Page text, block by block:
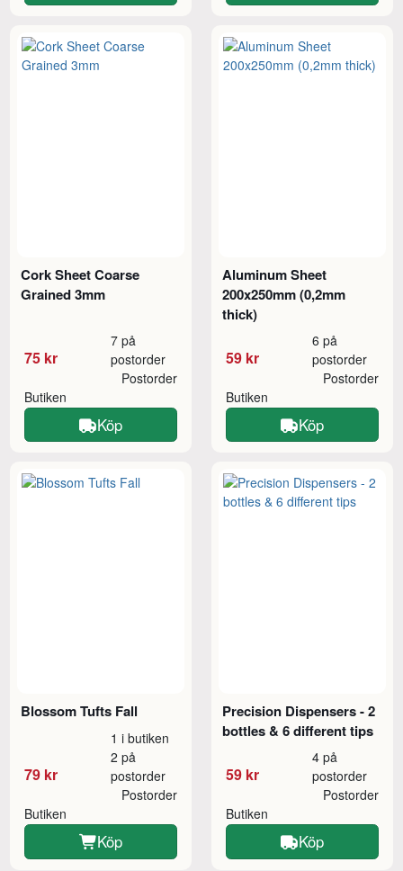
Cork Sheet Coarse
Grained 3mm
75 kr
7 på
postorder
Butiken
Postorder
Köp
Aluminum Sheet
200x250mm (0,2mm
thick)
59 kr
6 på
postorder
Butiken
Postorder
Köp
Blossom Tufts Fall
79 kr
1 i butiken
2 på
postorder
Butiken
Postorder
Köp
Precision Dispensers - 2
bottles & 6 different tips
59 kr
4 på
postorder
Butiken
Postorder
Köp